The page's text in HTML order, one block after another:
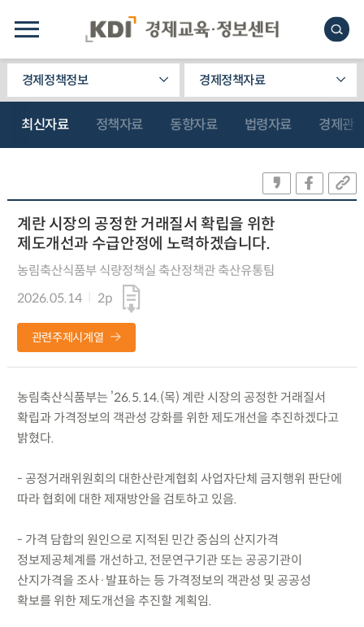
경제정책정보 경제정책자료
최신자료 정책자료 동향자료 법령자료 경제관
계란 시장의 공정한 거래질서 확립을 위한
제도개선과 수급안정에 노력하겠습니다.
농림축산식품부 식량정책실 축산정책관 축산유통팀
2026.05.14
2p
관련주제시계열
농림축산식품부는 ’26.5.14.(목) 계란 시장의 공정한 거래질서
확립과 가격정보의 객관성 강화를 위한 제도개선을 추진하겠다고
밝혔다.
- 공정거래위원회의 대한산란계협회 사업자단체 금지행위 판단에
따라 협회에 대한 제재방안을 검토하고 있음.
- 가격 담합의 원인으로 지적된 민간 중심의 산지가격
정보제공체계를 개선하고, 전문연구기관 또는 공공기관이
산지가격을 조사·발표하는 등 가격정보의 객관성 및 공공성
확보를 위한 제도개선을 추진할 계획임.